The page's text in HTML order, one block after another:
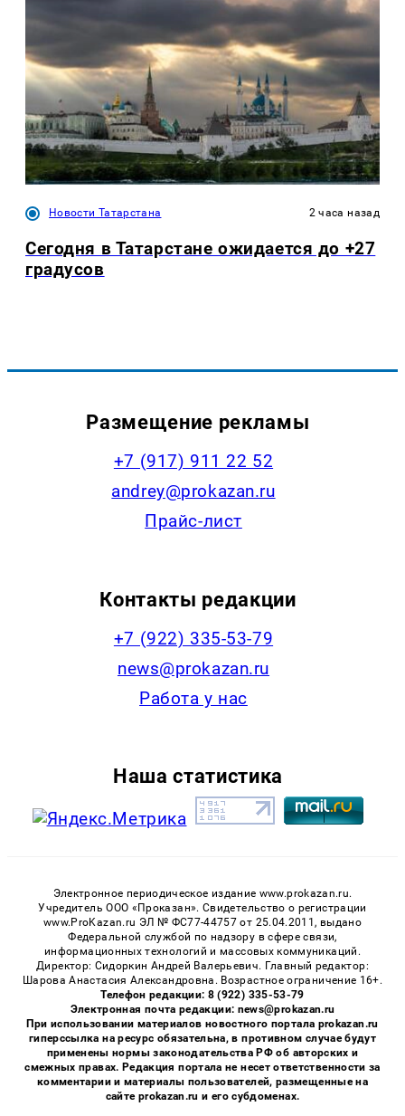
Новости Татарстана 2 часа назад
Сегодня в Татарстане ожидается до +27
градусов
Размещение рекламы
+7 (917) 911 22 52
andrey@prokazan.ru
Прайс-лист
Контакты редакции
+7 (922) 335-53-79
news@prokazan.ru
Работа у нас
Наша статистика
Электронное периодическое издание www.prokazan.ru.
Учредитель ООО «Проказан». Cвидетельство о регистрации
www.ProKazan.ru ЭЛ № ФС77-44757 от 25.04.2011, выдано
Федеральной службой по надзору в сфере связи,
информационных технологий и массовых коммуникаций.
Директор: Сидоркин Андрей Валерьевич. Главный редактор:
Шарова Анастасия Александровна. Возрастное ограничение 16+.
Телефон редакции: 8 (922) 335-53-79
Электронная почта редакции: news@prokazan.ru
При использовании материалов новостного портала prokazan.ru
гиперссылка на ресурс обязательна, в противном случае будут
применены нормы законодательства РФ об авторских и
смежных правах. Редакция портала не несет ответственности за
комментарии и материалы пользователей, размещенные на
сайте prokazan.ru и его субдоменах.